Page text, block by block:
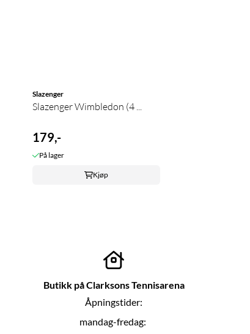
Slazenger
Slazenger Wimbledon (4 ...
179,-
På lager
Kjøp
Butikk på Clarksons Tennisarena
Åpningstider:
mandag-fredag: